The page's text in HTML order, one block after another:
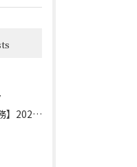
【現場技術業務】2026年 8月7日 更新